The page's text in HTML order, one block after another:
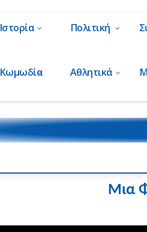
Ιστορία Πολιτική
Κωμωδία Αθλητικά
Μια